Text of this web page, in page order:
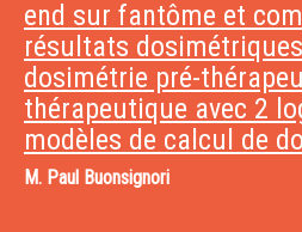
end sur fantôme et
résultats
dosimétrie pré-
thérapeutique avec 2
modèles de calcul de
M. Paul Buonsignori